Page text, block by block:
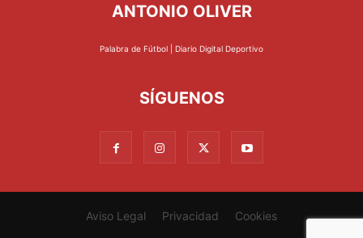
ANTONIO OLIVER
Palabra de Fútbol | Diario Digital Deportivo
SÍGUENOS
Aviso Legal Privacidad Cookies